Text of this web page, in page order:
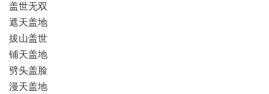
盖世无双
遮天盖地
拔山盖世
铺天盖地
劈头盖脸
漫天盖地